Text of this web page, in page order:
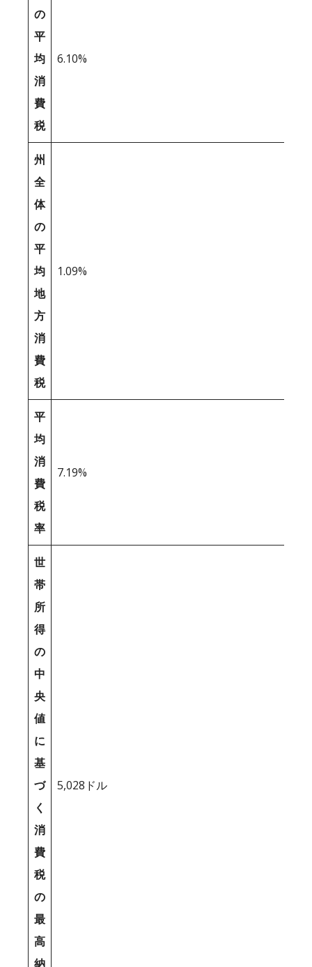
の
平
均
消
費
税
6.10%
州
全
体
の
平
均
地
方
消
費
税
1.09%
平
均
消
費
税
率
7.19%
世
帯
所
得
の
中
央
値
に
基
づ
く
消
費
税
の
最
高
納
5,028ドル